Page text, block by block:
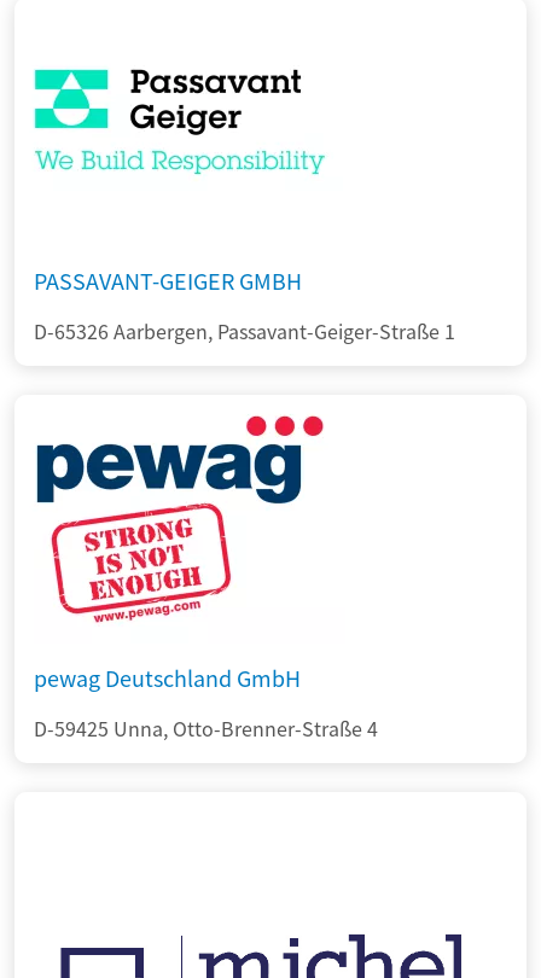
PASSAVANT-GEIGER GMBH
D-65326 Aarbergen, Passavant-Geiger-Straße 1
pewag Deutschland GmbH
D-59425 Unna, Otto-Brenner-Straße 4